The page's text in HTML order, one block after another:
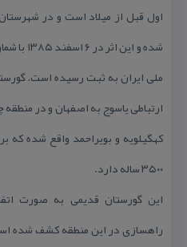
اول قبل از میلاد است و در شهرستان
ارتباطی یاسوج به اصفهان و در
كهگیلویه و بویراحمد واقع شده كه
۳۵۰۰ ساله دارد.